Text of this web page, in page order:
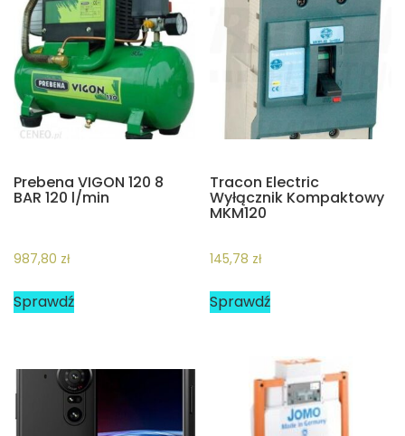
Prebena VIGON 120 8
BAR 120 l/min
987,80 zł
Sprawdź
Tracon Electric
Wyłącznik Kompaktowy
MKM120
145,78 zł
Sprawdź